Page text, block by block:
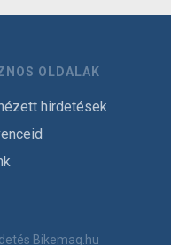
OLDALAK
hirdetések
Bikemag.hu